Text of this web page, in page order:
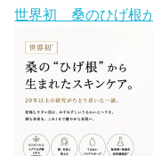
世界初 桑のひげ根